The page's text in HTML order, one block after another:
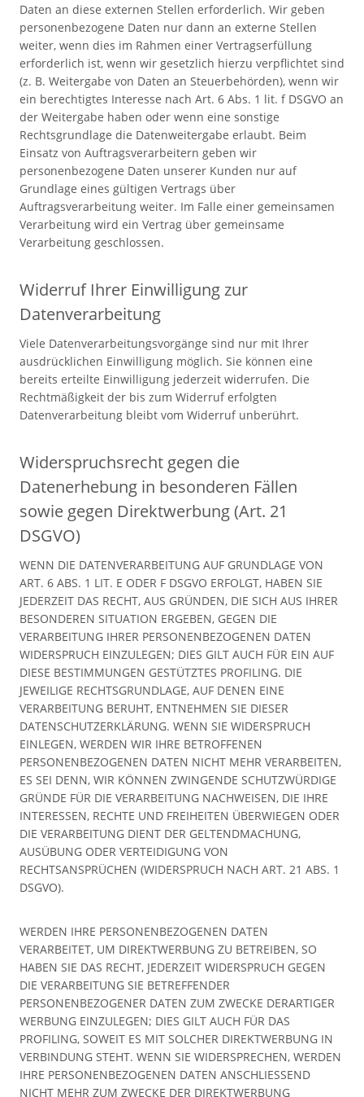
Daten an diese externen Stellen erforderlich. Wir geben
personenbezogene Daten nur dann an externe Stellen
weiter, wenn dies im Rahmen einer Vertragserfüllung
erforderlich ist, wenn wir gesetzlich hierzu verpflichtet sind
(z. B. Weitergabe von Daten an Steuerbehörden), wenn wir
ein berechtigtes Interesse nach Art. 6 Abs. 1 lit. f DSGVO an
der Weitergabe haben oder wenn eine sonstige
Rechtsgrundlage die Datenweitergabe erlaubt. Beim
Einsatz von Auftragsverarbeitern geben wir
personenbezogene Daten unserer Kunden nur auf
Grundlage eines gültigen Vertrags über
Auftragsverarbeitung weiter. Im Falle einer gemeinsamen
Verarbeitung wird ein Vertrag über gemeinsame
Verarbeitung geschlossen.
Widerruf Ihrer Einwilligung zur
Datenverarbeitung
Viele Datenverarbeitungsvorgänge sind nur mit Ihrer
ausdrücklichen Einwilligung möglich. Sie können eine
bereits erteilte Einwilligung jederzeit widerrufen. Die
Rechtmäßigkeit der bis zum Widerruf erfolgten
Datenverarbeitung bleibt vom Widerruf unberührt.
Widerspruchsrecht gegen die
Datenerhebung in besonderen Fällen
sowie gegen Direktwerbung (Art. 21
DSGVO)
WENN DIE DATENVERARBEITUNG AUF GRUNDLAGE VON
ART. 6 ABS. 1 LIT. E ODER F DSGVO ERFOLGT, HABEN SIE
JEDERZEIT DAS RECHT, AUS GRÜNDEN, DIE SICH AUS IHRER
BESONDEREN SITUATION ERGEBEN, GEGEN DIE
VERARBEITUNG IHRER PERSONENBEZOGENEN DATEN
WIDERSPRUCH EINZULEGEN; DIES GILT AUCH FÜR EIN AUF
DIESE BESTIMMUNGEN GESTÜTZTES PROFILING. DIE
JEWEILIGE RECHTSGRUNDLAGE, AUF DENEN EINE
VERARBEITUNG BERUHT, ENTNEHMEN SIE DIESER
DATENSCHUTZERKLÄRUNG. WENN SIE WIDERSPRUCH
EINLEGEN, WERDEN WIR IHRE BETROFFENEN
PERSONENBEZOGENEN DATEN NICHT MEHR VERARBEITEN,
ES SEI DENN, WIR KÖNNEN ZWINGENDE SCHUTZWÜRDIGE
GRÜNDE FÜR DIE VERARBEITUNG NACHWEISEN, DIE IHRE
INTERESSEN, RECHTE UND FREIHEITEN ÜBERWIEGEN ODER
DIE VERARBEITUNG DIENT DER GELTENDMACHUNG,
AUSÜBUNG ODER VERTEIDIGUNG VON
RECHTSANSPRÜCHEN (WIDERSPRUCH NACH ART. 21 ABS. 1
DSGVO).
WERDEN IHRE PERSONENBEZOGENEN DATEN
VERARBEITET, UM DIREKTWERBUNG ZU BETREIBEN, SO
HABEN SIE DAS RECHT, JEDERZEIT WIDERSPRUCH GEGEN
DIE VERARBEITUNG SIE BETREFFENDER
PERSONENBEZOGENER DATEN ZUM ZWECKE DERARTIGER
WERBUNG EINZULEGEN; DIES GILT AUCH FÜR DAS
PROFILING, SOWEIT ES MIT SOLCHER DIREKTWERBUNG IN
VERBINDUNG STEHT. WENN SIE WIDERSPRECHEN, WERDEN
IHRE PERSONENBEZOGENEN DATEN ANSCHLIESSEND
NICHT MEHR ZUM ZWECKE DER DIREKTWERBUNG